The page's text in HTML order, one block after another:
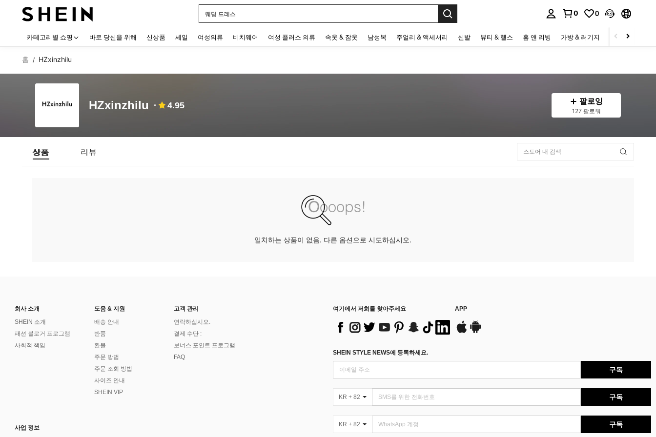
웨딩 드레스
0 0
카테고리별 쇼핑 바로 당신을 위해 신상품 세일 여성의류 비치웨어 여성 플러스 의류 속옷 & 잠옷 남성복 주얼리 & 액세서리 신발 뷰티 & 헬스 홈 앤 리빙 가방 & 러기지 스포츠 & 아웃
홈 / HZxinzhilu
HZxinzhilu 4.95 팔로잉
127 팔로워
상품 리뷰
일치하는 상품이 없음. 다른 옵션으로 시도하십시오.
회사 소개
SHEIN 소개
패션 블로거 프로그램
사회적 책임
도움 & 지원
배송 안내
반품
환불
주문 방법
주문 조회 방법
사이즈 안내
SHEIN VIP
고객 관리
연락하십시오.
결제 수단 :
보너스 포인트 프로그램
FAQ
사업 정보
여기에서 저희를 찾아주세요 APP
SHEIN STYLE NEWS에 등록하세요.
구독
KR + 82 구독
KR + 82 구독